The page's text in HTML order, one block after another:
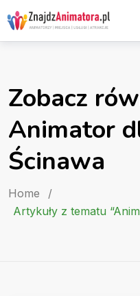
Skip
to
content
Zobacz
Animator
Ścinawa
Home
/
Artykuły z tematu